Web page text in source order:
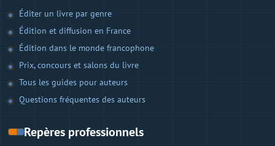
Éditer un livre par genre
Édition et diffusion en France
Édition dans le monde francophone
Prix, concours et salons du livre
Tous les guides pour auteurs
Questions fréquentes des auteurs
Repères professionnels